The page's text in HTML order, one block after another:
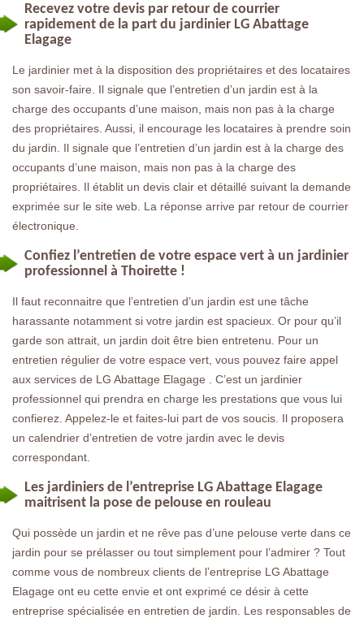
Recevez votre devis par retour de courrier
rapidement de la part du jardinier LG Abattage
Elagage
Le jardinier met à la disposition des propriétaires et des locataires
son savoir-faire. Il signale que l’entretien d’un jardin est à la
charge des occupants d’une maison, mais non pas à la charge
des propriétaires. Aussi, il encourage les locataires à prendre soin
du jardin. Il signale que l’entretien d’un jardin est à la charge des
occupants d’une maison, mais non pas à la charge des
propriétaires. Il établit un devis clair et détaillé suivant la demande
exprimée sur le site web. La réponse arrive par retour de courrier
électronique.
Confiez l’entretien de votre espace vert à un jardinier
professionnel à Thoirette !
Il faut reconnaitre que l’entretien d’un jardin est une tâche
harassante notamment si votre jardin est spacieux. Or pour qu’il
garde son attrait, un jardin doit être bien entretenu. Pour un
entretien régulier de votre espace vert, vous pouvez faire appel
aux services de LG Abattage Elagage . C’est un jardinier
professionnel qui prendra en charge les prestations que vous lui
confierez. Appelez-le et faites-lui part de vos soucis. Il proposera
un calendrier d’entretien de votre jardin avec le devis
correspondant.
Les jardiniers de l’entreprise LG Abattage Elagage
maitrisent la pose de pelouse en rouleau
Qui possède un jardin et ne rêve pas d’une pelouse verte dans ce
jardin pour se prélasser ou tout simplement pour l’admirer ? Tout
comme vous de nombreux clients de l’entreprise LG Abattage
Elagage ont eu cette envie et ont exprimé ce désir à cette
entreprise spécialisée en entretien de jardin. Les responsables de